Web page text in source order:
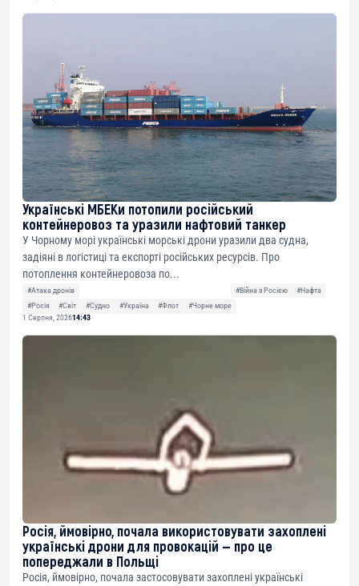
Українські МБЕКи потопили російський
контейнеровоз та уразили нафтовий танкер
У Чорному морі українські морські дрони уразили два судна,
задіяні в логістиці та експорті російських ресурсів. Про
потоплення контейнеровоза по...
#Атака дронів #Війна з Росією
#Нафта
#Росія
#Світ #Судно #Україна #Флот
#Чорне море
1 Серпня, 202614:43
Росія, ймовірно, почала використовувати захоплені
українські дрони для провокацій — про це
попереджали в Польщі
Росія, ймовірно, почала застосовувати захоплені українські